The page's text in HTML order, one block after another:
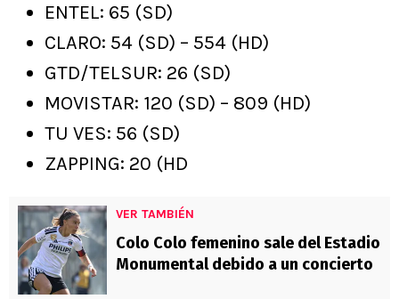
ENTEL: 65 (SD)
CLARO: 54 (SD) – 554 (HD)
GTD/TELSUR: 26 (SD)
MOVISTAR: 120 (SD) – 809 (HD)
TU VES: 56 (SD)
ZAPPING: 20 (HD
VER TAMBIÉN
Colo Colo femenino sale del Estadio
Monumental debido a un concierto